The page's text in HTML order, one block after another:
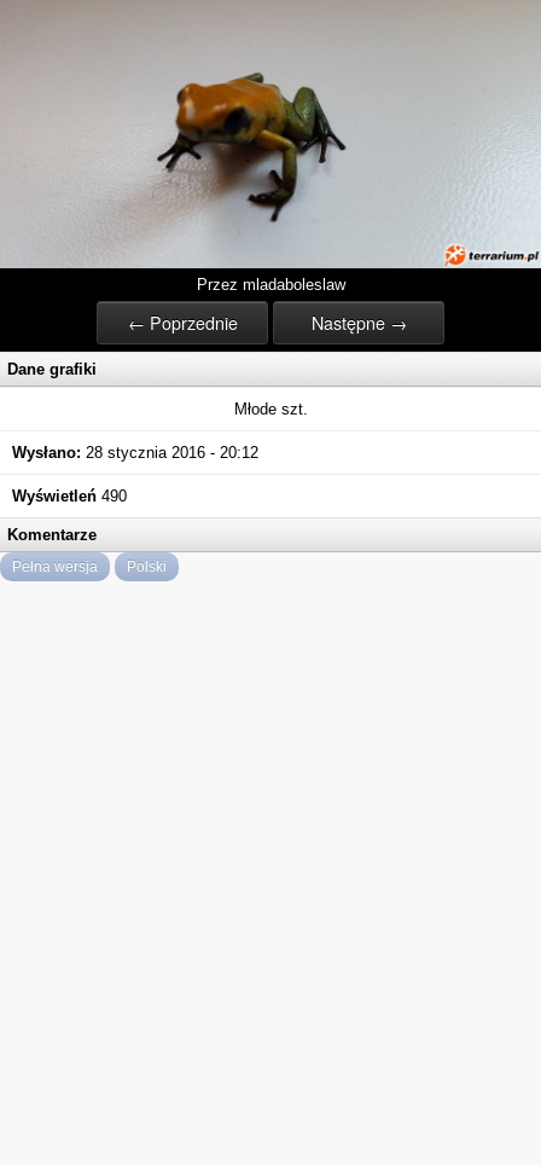
Przez mladaboleslaw
← Poprzednie Następne →
Dane grafiki
Młode szt.
Wysłano: 28 stycznia 2016 - 20:12
Wyświetleń 490
Komentarze
Pełna wersja Polski